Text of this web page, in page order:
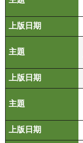
網
資
料
開
宣
隱